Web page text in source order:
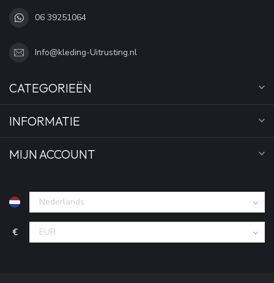
06 39251064
Info@kleding-Uitrusting.nl
CATEGORIEËN
INFORMATIE
MIJN ACCOUNT
€